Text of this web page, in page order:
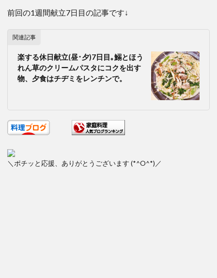
前回の1週間献立7日目の記事です↓
関連記事
楽する休日献立(昼･夕)7日目｡鰯とほう
れん草のクリームパスタにコクを出す
物、夕食はチヂミをレンチンで。
＼ポチッと応援、ありがとうございます (*^O^*)／